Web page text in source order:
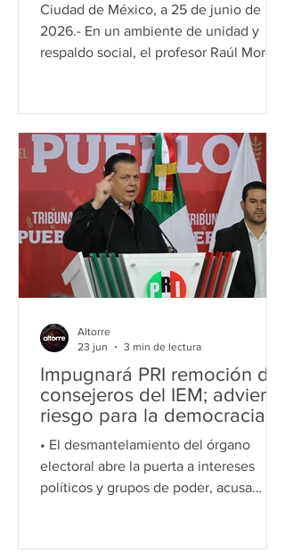
Ciudad de México, a 25 de junio de
2026.- En un ambiente de unidad y
respaldo social, el profesor Raúl Morón
Transformación y la Soberanía
Nacional, con el objetivo de trabajar por
hacer realidad los anhelos del pueblo
de Michoacán. Durante el encuentro,
destacó de manera significativa la
postura del Partido del Trabajo (PT),
institución que tomó la determinación
de registrar a Morón Orozco como su
aspiran
Impugnará PRI remoción de
consejeros del IEM; advierte
riesgo para la democracia
en Michoacán
• El desmantelamiento del órgano
electoral abre la puerta a intereses
políticos y grupos de poder, acusa
2027, señala el dirigente priista.
Altorre
23 jun
3 min de lectura